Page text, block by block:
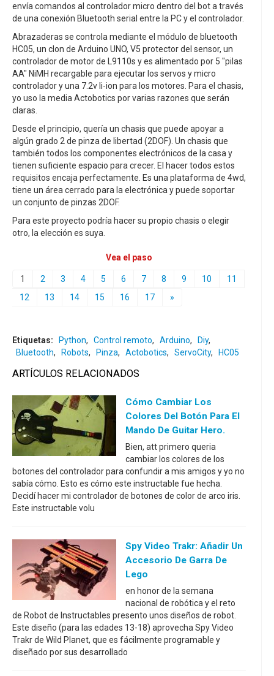
envía comandos al controlador micro dentro del bot a través
de una conexión Bluetooth serial entre la PC y el controlador.
Abrazaderas se controla mediante el módulo de bluetooth
HC05, un clon de Arduino UNO, V5 protector del sensor, un
controlador de motor de L9110s y es alimentado por 5 "pilas
AA" NiMH recargable para ejecutar los servos y micro
controlador y una 7.2v li-ion para los motores. Para el chasis,
yo uso la media Actobotics por varias razones que serán
claras.
Desde el principio, quería un chasis que puede apoyar a
algún grado 2 de pinza de libertad (2DOF). Un chasis que
también todos los componentes electrónicos de la casa y
tienen suficiente espacio para crecer. El hacer todos estos
requisitos encaja perfectamente. Es una plataforma de 4wd,
tiene un área cerrado para la electrónica y puede soportar
un conjunto de pinzas 2DOF.
Para este proyecto podría hacer su propio chasis o elegir
otro, la elección es suya.
Vea el paso
1 2 3 4 5 6 7 8 9 10
11
12
13 14 15 16 17 »
Etiquetas: Python, Control remoto, Arduino, Diy,
Bluetooth, Robots, Pinza, Actobotics, ServoCity, HC05
ARTÍCULOS RELACIONADOS
Cómo Cambiar Los
Colores Del Botón Para El
Mando De Guitar Hero.
Bien, att primero queria
cambiar los colores de los
botones del controlador para confundir a mis amigos y yo no
sabía cómo. Esto es cómo este instructable fue hecha.
Decidí hacer mi controlador de botones de color de arco iris.
Este instructable volu
Spy Video Trakr: Añadir Un
Accesorio De Garra De
Lego
en honor de la semana
nacional de robótica y el reto
de Robot de Instructables presento unos diseños de robot.
Este diseño (para las edades 13-18) aprovecha Spy Video
Trakr de Wild Planet, que es fácilmente programable y
diseñado por sus desarrollado